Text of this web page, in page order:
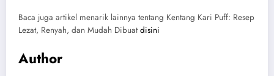
Baca juga artikel menarik lainnya tentang Kentang Kari Puff: Resep
Lezat, Renyah, dan Mudah Dibuatdisini
Author